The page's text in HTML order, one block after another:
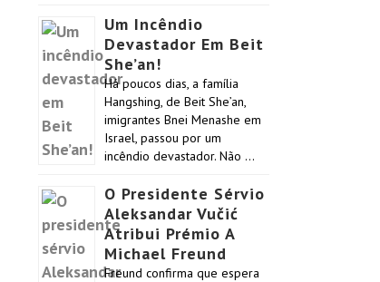
Um Incêndio
Devastador Em Beit
She’an!
Há poucos dias, a família
Hangshing, de Beit She’an,
imigrantes Bnei Menashe em
Israel, passou por um
incêndio devastador. Não …
O Presidente Sérvio
Aleksandar Vučić
Atribui Prémio A
Michael Freund
Freund confirma que espera